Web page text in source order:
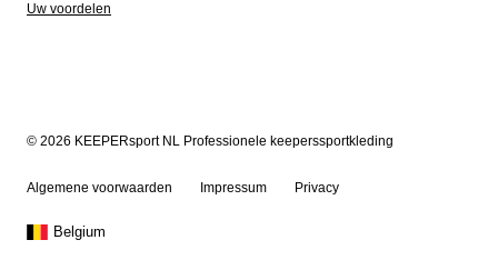
Uw voordelen
© 2026 KEEPERsport NL Professionele keeperssportkleding
Algemene voorwaarden Impressum Privacy
Belgium